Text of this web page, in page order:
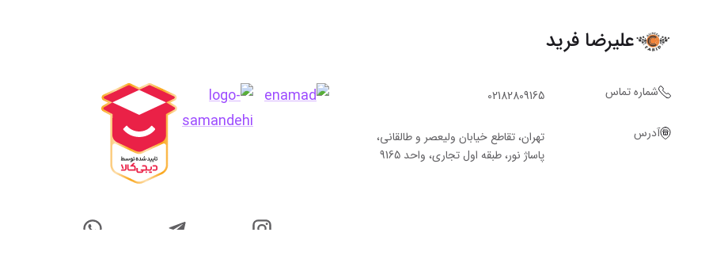
علیرضا فرید
شماره تماس 02182809165
آدرس
تهران، تقاطع خیابان ولیعصر و طالقانی،
پاساژ نور، طبقه اول تجاری، واحد 9165